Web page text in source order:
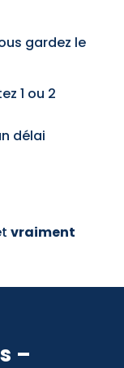
gardez le
1 ou 2
délai
vraiment
–